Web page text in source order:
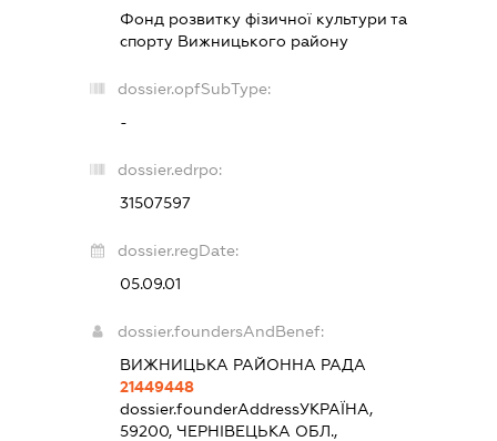
Фонд розвитку фізичної культури та
спорту Вижницького району
dossier.opfSubType:
-
dossier.edrpo:
31507597
dossier.regDate:
05.09.01
dossier.foundersAndBenef:
ВИЖНИЦЬКА РАЙОННА РАДА
21449448
dossier.founderAddressУКРАЇНА,
59200, ЧЕРНІВЕЦЬКА ОБЛ.,